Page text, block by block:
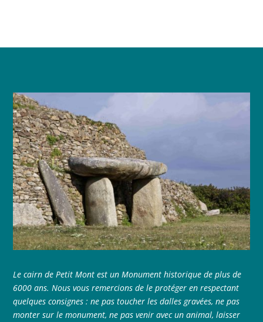
Le cairn de Petit Mont est un Monument historique de plus de
6000 ans. Nous vous remercions de le protéger en respectant
quelques consignes : ne pas toucher les dalles gravées, ne pas
monter sur le monument, ne pas venir avec un animal, laisser